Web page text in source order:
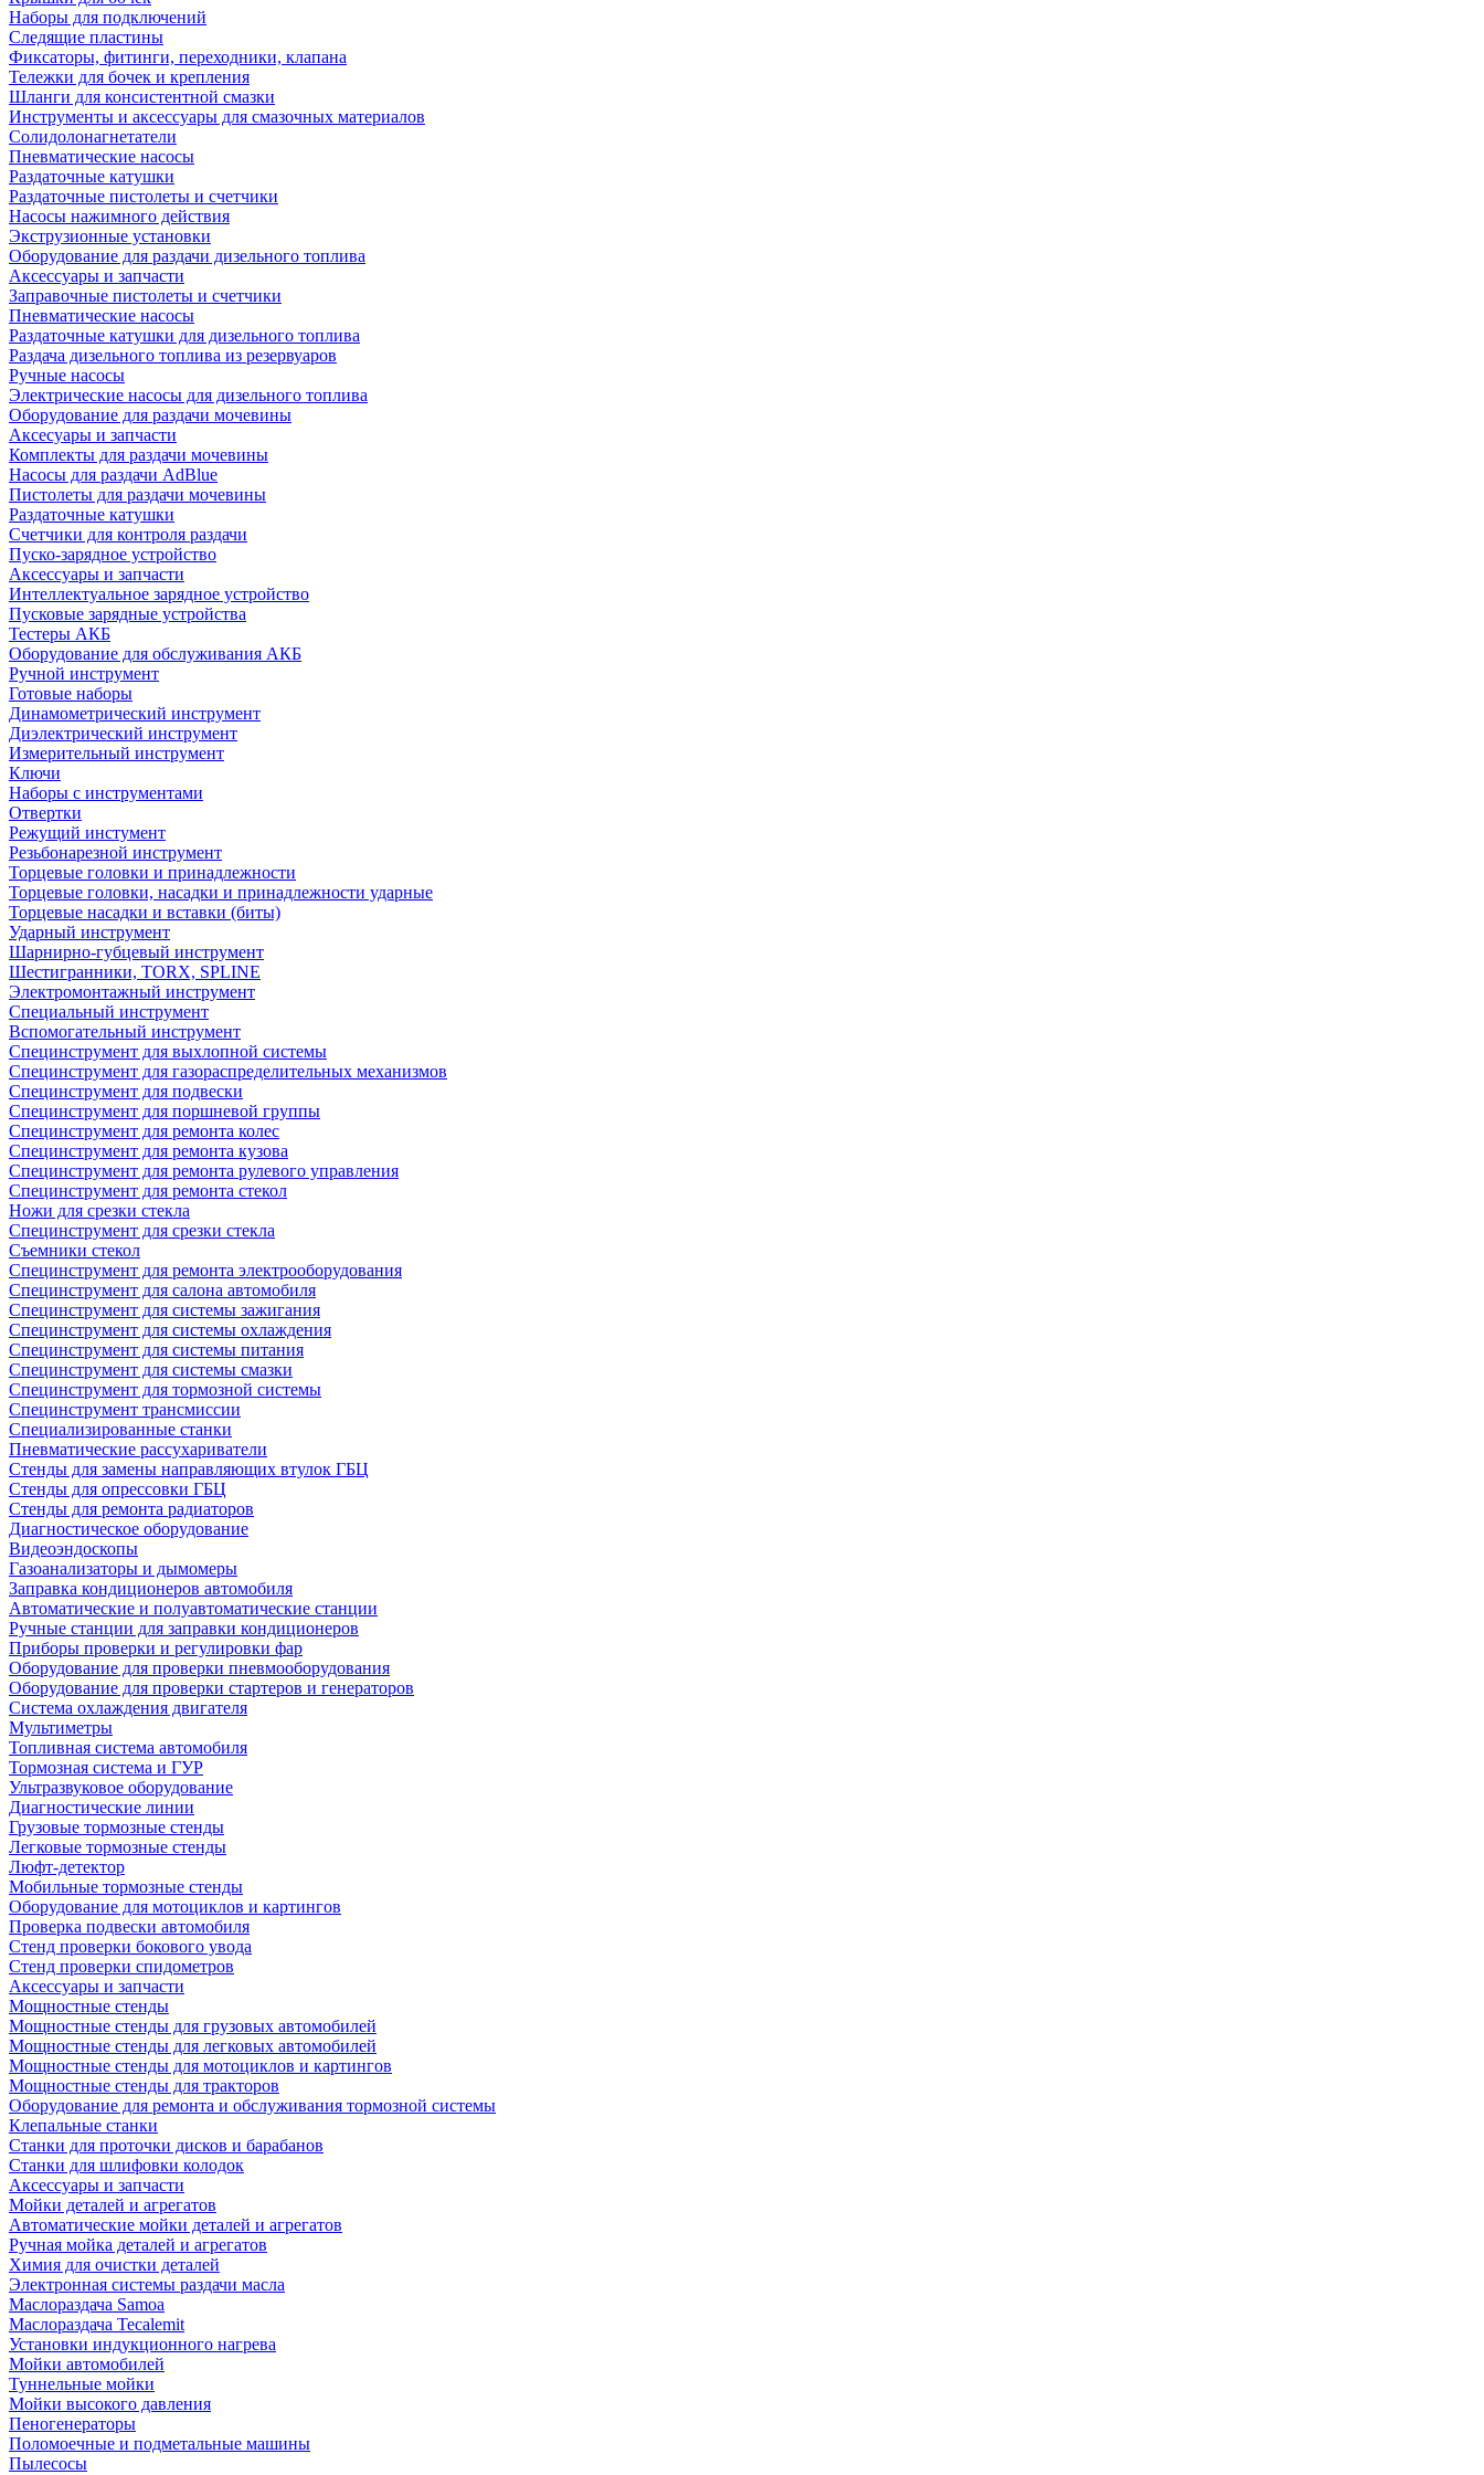
Наборы для подключений
Следящие пластины
Фиксаторы, фитинги, переходники, клапана
Тележки для бочек и крепления
Шланги для консистентной смазки
Инструменты и аксессуары для смазочных материалов
Солидолонагнетатели
Пневматические насосы
Раздаточные катушки
Раздаточные пистолеты и счетчики
Насосы нажимного действия
Экструзионные установки
Оборудование для раздачи дизельного топлива
Аксессуары и запчасти
Заправочные пистолеты и счетчики
Пневматические насосы
Раздаточные катушки для дизельного топлива
Раздача дизельного топлива из резервуаров
Ручные насосы
Электрические насосы для дизельного топлива
Оборудование для раздачи мочевины
Аксесуары и запчасти
Комплекты для раздачи мочевины
Насосы для раздачи AdBlue
Пистолеты для раздачи мочевины
Раздаточные катушки
Счетчики для контроля раздачи
Пуско-зарядное устройство
Аксессуары и запчасти
Интеллектуальное зарядное устройство
Пусковые зарядные устройства
Тестеры АКБ
Оборудование для обслуживания АКБ
Ручной инструмент
Готовые наборы
Динамометрический инструмент
Диэлектрический инструмент
Измерительный инструмент
Ключи
Наборы с инструментами
Отвертки
Режущий инстумент
Резьбонарезной инструмент
Торцевые головки и принадлежности
Торцевые головки, насадки и принадлежности ударные
Торцевые насадки и вставки (биты)
Ударный инструмент
Шарнирно-губцевый инструмент
Шестигранники, TORX, SPLINE
Электромонтажный инструмент
Специальный инструмент
Вспомогательный инструмент
Специнструмент для выхлопной системы
Специнструмент для газораспределительных механизмов
Специнструмент для подвески
Специнструмент для поршневой группы
Специнструмент для ремонта колес
Специнструмент для ремонта кузова
Специнструмент для ремонта рулевого управления
Специнструмент для ремонта стекол
Ножи для срезки стекла
Специнструмент для срезки стекла
Съемники стекол
Специнструмент для ремонта электрооборудования
Специнструмент для салона автомобиля
Специнструмент для системы зажигания
Специнструмент для системы охлаждения
Специнструмент для системы питания
Специнструмент для системы смазки
Специнструмент для тормозной системы
Специнструмент трансмиссии
Специализированные станки
Пневматические рассухариватели
Стенды для замены направляющих втулок ГБЦ
Стенды для опрессовки ГБЦ
Стенды для ремонта радиаторов
Диагностическое оборудование
Видеоэндоскопы
Газоанализаторы и дымомеры
Заправка кондиционеров автомобиля
Автоматические и полуавтоматические станции
Ручные станции для заправки кондиционеров
Приборы проверки и регулировки фар
Оборудование для проверки пневмооборудования
Оборудование для проверки стартеров и генераторов
Система охлаждения двигателя
Мультиметры
Топливная система автомобиля
Тормозная система и ГУР
Ультразвуковое оборудование
Диагностические линии
Грузовые тормозные стенды
Легковые тормозные стенды
Люфт-детектор
Мобильные тормозные стенды
Оборудование для мотоциклов и картингов
Проверка подвески автомобиля
Стенд проверки бокового увода
Стенд проверки спидометров
Аксессуары и запчасти
Мощностные стенды
Мощностные стенды для грузовых автомобилей
Мощностные стенды для легковых автомобилей
Мощностные стенды для мотоциклов и картингов
Мощностные стенды для тракторов
Оборудование для ремонта и обслуживания тормозной системы
Клепальные станки
Станки для проточки дисков и барабанов
Станки для шлифовки колодок
Аксессуары и запчасти
Мойки деталей и агрегатов
Автоматические мойки деталей и агрегатов
Ручная мойка деталей и агрегатов
Химия для очистки деталей
Электронная системы раздачи масла
Маслораздача Samoa
Маслораздача Tecalemit
Установки индукционного нагрева
Мойки автомобилей
Туннельные мойки
Мойки высокого давления
Пеногенераторы
Поломоечные и подметальные машины
Пылесосы